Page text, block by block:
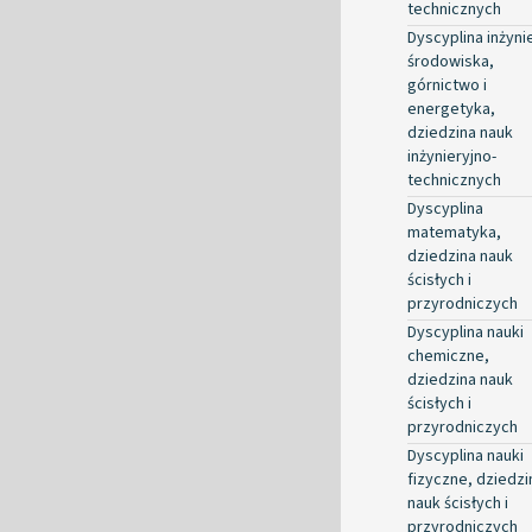
technicznych
Dyscyplina
środowiska,
górnictwo i
energetyka,
dziedzina nauk
inżynieryjno-
technicznych
Dyscyplina
matematyka,
dziedzina nauk
ścisłych i
przyrodniczych
Dyscyplina nauki
chemiczne,
dziedzina nauk
ścisłych i
przyrodniczych
Dyscyplina nauki
fizyczne,
nauk ścisłych i
przyrodniczych